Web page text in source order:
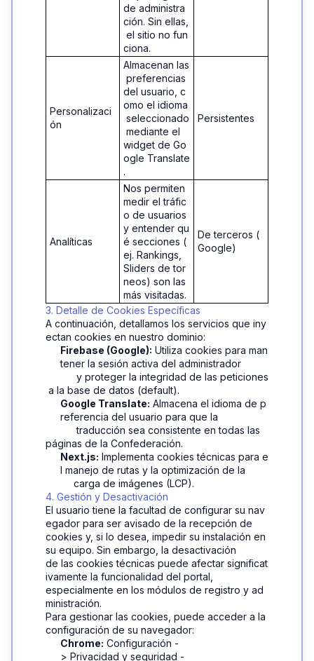
de administra
ción. Sin ellas,
el sitio no fun
ciona.
Personalizaci
ón
Almacenan las
preferencias
del usuario, c
omo el idioma
seleccionado
mediante el
widget de Go
ogle Translate
.
Persistentes
Analíticas
Nos permiten
medir el tráfic
o de usuarios
y entender qu
é secciones (
ej. Rankings,
Sliders de tor
neos) son las
más visitadas.
De terceros (
Google)
3. Detalle de Cookies Específicas
A continuación, detallamos los servicios que iny
ectan cookies en nuestro dominio:
Firebase (Google): Utiliza cookies para man
tener la sesión activa del administrador
y proteger la integridad de las peticiones
a la base de datos (default).
Google Translate: Almacena el idioma de p
referencia del usuario para que la
traducción sea consistente en todas las
páginas de la Confederación.
Next.js: Implementa cookies técnicas para e
l manejo de rutas y la optimización de la
carga de imágenes (LCP).
4. Gestión y Desactivación
El usuario tiene la facultad de configurar su nav
egador para ser avisado de la recepción de
cookies y, si lo desea, impedir su instalación en
su equipo. Sin embargo, la desactivación
de las cookies técnicas puede afectar significat
ivamente la funcionalidad del portal,
especialmente en los módulos de registro y ad
ministración.
Para gestionar las cookies, puede acceder a la
configuración de su navegador:
Chrome: Configuración -
> Privacidad y seguridad -